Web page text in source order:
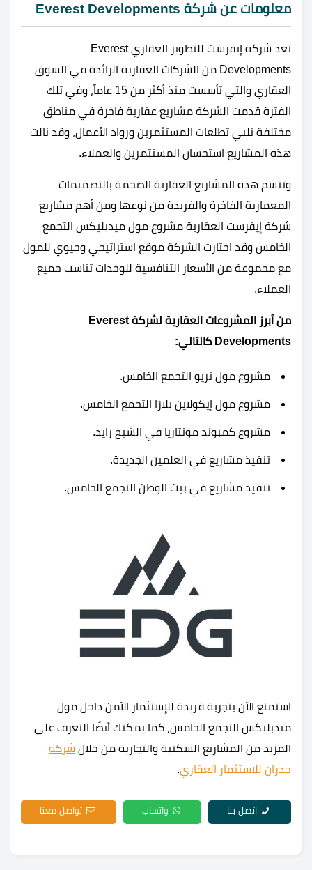
معلومات عن شركة Everest Developments
تعد شركة إيفرست للتطوير العقاري Everest
Developments من الشركات العقارية الرائدة في السوق
العقاري والتي تأسست منذ أكثر من 15 عاماً، وفي تلك
الفترة قدمت الشركة مشاريع عقارية فاخرة في مناطق
مختلفة تلبي تطلعات المستثمرين ورواد الأعمال، وقد نالت
هذه المشاريع استحسان المستثمرين والعملاء.
وتتسم هذه المشاريع العقارية الضخمة بالتصميمات
المعمارية الفاخرة والفريدة من نوعها ومن أهم مشاريع
شركة إيفرست العقارية مشروع مول ميدبليكس التجمع
الخامس وقد اختارت الشركة موقع استراتيجي وحيوي للمول
مع مجموعة من الأسعار التنافسية للوحدات تناسب جميع
العملاء.
من أبرز المشروعات العقارية لشركة Everest
Developments كالتالي:
مشروع مول تريو التجمع الخامس.
مشروع مول إيكولاين بلازا التجمع الخامس.
مشروع كمبوند مونتاريا في الشيخ زايد.
تنفيذ مشاريع في العلمين الجديدة.
تنفيذ مشاريع في بيت الوطن التجمع الخامس.
استمتع الآن بتجربة فريدة للإستثمار الآمن داخل مول
ميدبليكس التجمع الخامس، كما يمكنك أيضًا التعرف على
المزيد من المشاريع السكنية والتجارية من خلال شركة
جدران للاستثمار العقاري.
اتصل بنا واتساب تواصل معنا